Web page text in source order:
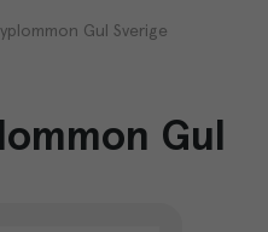
Gul Sverige
Gul